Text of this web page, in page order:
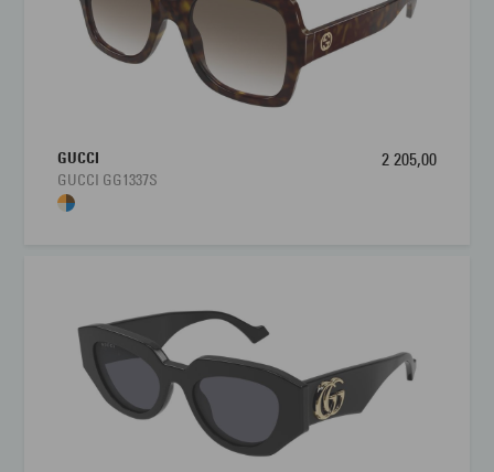
GUCCI
GUCCI GG1337S
2 205,00